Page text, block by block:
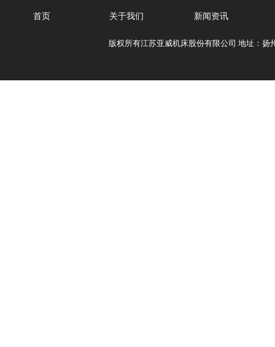
首页 关于我们 新闻资讯
版权所有江苏亚威机床股份有限公司 地址：